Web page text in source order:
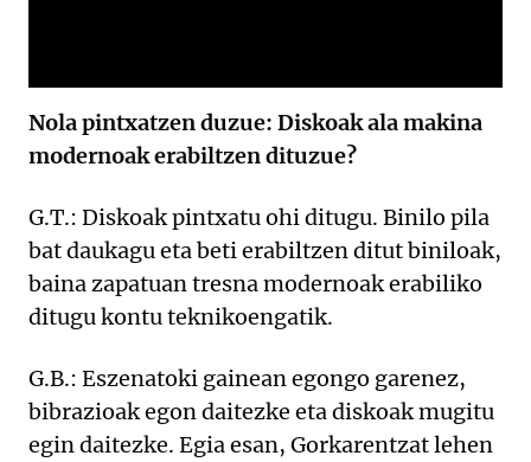
Nola pintxatzen duzue: Diskoak ala makina
modernoak erabiltzen dituzue?
G.T.: Diskoak pintxatu ohi ditugu. Binilo pila
bat daukagu eta beti erabiltzen ditut biniloak,
baina zapatuan tresna modernoak erabiliko
ditugu kontu teknikoengatik.
G.B.: Eszenatoki gainean egongo garenez,
bibrazioak egon daitezke eta diskoak mugitu
egin daitezke. Egia esan, Gorkarentzat lehen